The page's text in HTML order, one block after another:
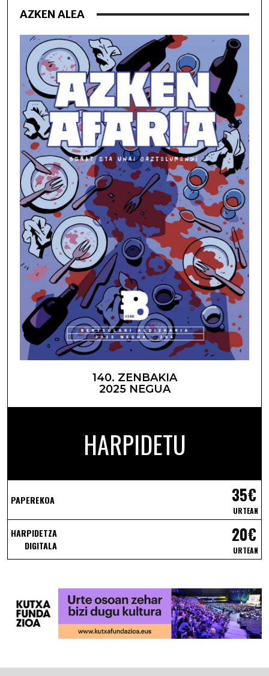
AZKEN ALEA
140. ZENBAKIA
2025 NEGUA
HARPIDETU
PAPEREKOA 35€
URTEAN
HARPIDETZA
DIGITALA
20€
URTEAN